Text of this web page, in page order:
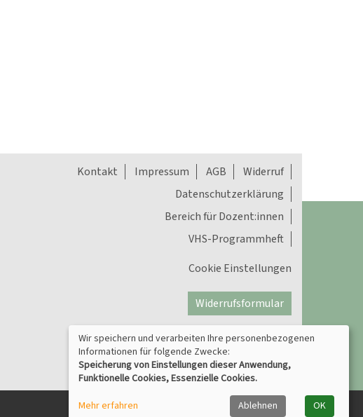
Kontakt Impressum AGB
Widerruf
Datenschutzerklärung
Bereich für Dozent:innen
VHS-Programmheft
Cookie Einstellungen
Widerrufsformular
Wir speichern und verarbeiten Ihre personenbezogenen
Informationen für folgende Zwecke:
Speicherung von Einstellungen dieser Anwendung,
Funktionelle Cookies, Essenzielle Cookies.
Mehr erfahren
Ablehnen OK